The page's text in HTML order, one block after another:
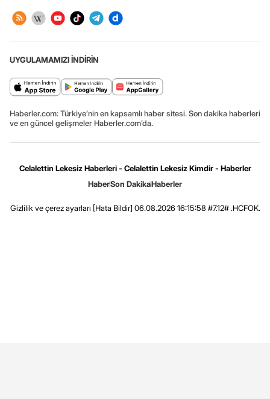
UYGULAMAMIZI İNDİRİN
Haberler.com: Türkiye’nin en kapsamlı haber sitesi. Son dakika haberleri
ve en güncel gelişmeler Haberler.com’da.
Celalettin Lekesiz Haberleri - Celalettin Lekesiz Kimdir - Haberler
HaberSon DakikaHaberler
Gizlilik ve çerez ayarları [Hata Bildir] 06.08.2026 16:15:58 #7.12# .HCFOK.